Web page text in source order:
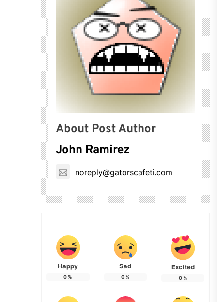
About Post Author
John Ramirez
noreply@gatorscafeti.com
Happy
0%
Sad
0%
Excited
0%